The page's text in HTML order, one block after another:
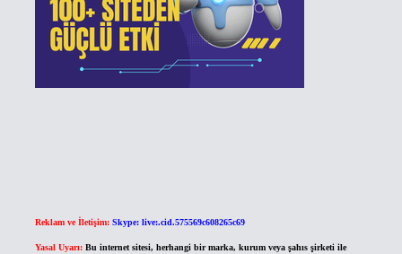
Reklam ve İletişim: Skype: live:.cid.575569c608265c69
Yasal Uyarı: Bu internet sitesi, herhangi bir marka, kurum veya şahıs şirketi ile